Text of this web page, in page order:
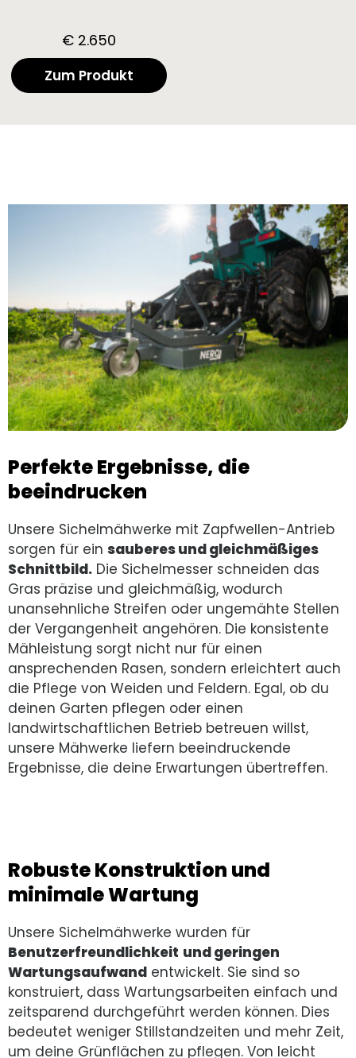
€ 2.650
Zum Produkt
Perfekte Ergebnisse, die
beeindrucken
Unsere Sichelmähwerke mit Zapfwellen-Antrieb
sorgen für ein sauberes und gleichmäßiges
Schnittbild. Die Sichelmesser schneiden das
Gras präzise und gleichmäßig, wodurch
unansehnliche Streifen oder ungemähte Stellen
der Vergangenheit angehören. Die konsistente
Mähleistung sorgt nicht nur für einen
ansprechenden Rasen, sondern erleichtert auch
die Pflege von Weiden und Feldern. Egal, ob du
deinen Garten pflegen oder einen
landwirtschaftlichen Betrieb betreuen willst,
unsere Mähwerke liefern beeindruckende
Ergebnisse, die deine Erwartungen übertreffen.
Robuste Konstruktion und
minimale Wartung
Unsere Sichelmähwerke wurden für
Benutzerfreundlichkeit und geringen
Wartungsaufwand entwickelt. Sie sind so
konstruiert, dass Wartungsarbeiten einfach und
zeitsparend durchgeführt werden können. Dies
bedeutet weniger Stillstandzeiten und mehr Zeit,
um deine Grünflächen zu pflegen. Von leicht